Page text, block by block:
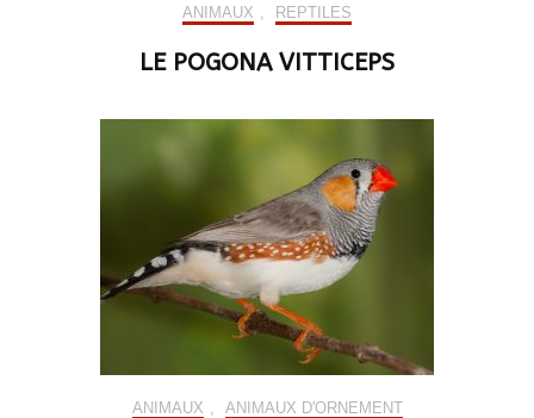
ANIMAUX REPTILES
LE POGONA VITTICEPS
ANIMAUX ANIMAUX D'ORNEMENT